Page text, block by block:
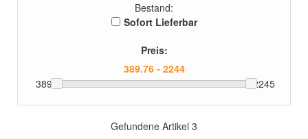
Bestand:
Sofort Lieferbar
Preis:
389 2245
Gefundene Artikel 3